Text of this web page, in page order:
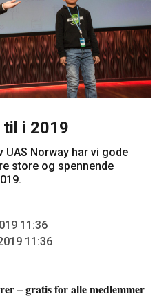
til i 2019
UAS Norway har vi gode
store og spennende
11:36
11:36
– gratis for alle medlemmer